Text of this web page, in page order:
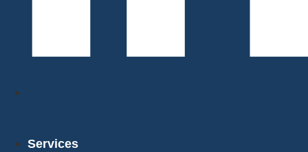
Services